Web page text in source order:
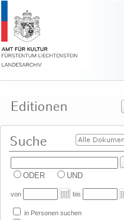
ODER UND
von bis
in Personen suchen